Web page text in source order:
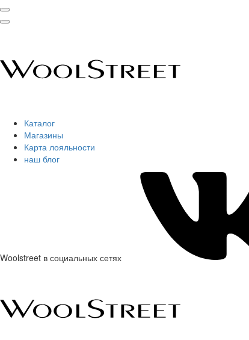
Каталог
Магазины
Карта лояльности
наш блог
Woolstreet в социальных сетях